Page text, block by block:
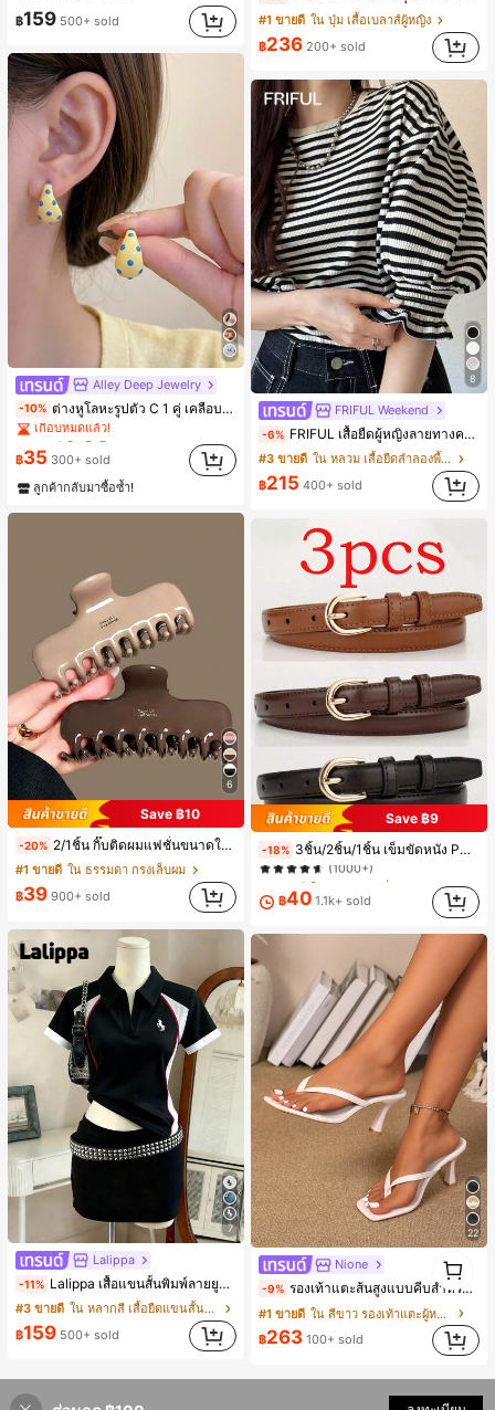
฿159 500+ sold
Alley Deep Jewelry
-10% ต่างหูโลหะรูปตัว C 1 คู่ เคลือบหยดสีเหลือง ลายจุดสีน้ำเงิน สไตล์ยุโรปและอเมริกัน แฟชั่นส่วนตัว หวานและสง่างาม สำหรับผู้หญิงและเด็กหญิง สำหรับการเดินทาง งานแต่งงาน ปาร์ตี้ วันเกิด ของขวัญคริสต์มาส 2026
#1 ขายดี ใน โบโฮ ต่างหูผู้หญิง
เกือบหมดแล้ว!
#1 ขายดี ใน โบโฮ ต่างหูผู้หญิง
เกือบหมดแล้ว!
#1 ขายดี ใน โบโฮ ต่างหูผู้หญิง
เกือบหมดแล้ว!
เกือบหมดแล้ว!
฿35 300+ sold
ลูกค้ากลับมาซื้อซ้ำ!
6
Save ฿10
-20% 2/1ชิ้น กิ๊บติดผมแฟชั่นขนาดใหญ่สีน้ำตาลชานมสำหรับผู้หญิง เหมาะสำหรับการอาบน้ำ ล้างหน้า และจัดแต่งทรงผม
#1 ขายดี ใน ธรรมดา กรงเล็บผม
฿39 900+ sold
7
Lalippa
-11% Lalippa เสื้อแขนสั้นพิมพ์ลายยูนิคอร์นลายทางสีตัดกันสำหรับผู้หญิง สไตล์วิทยาลัย
#3 ขายดี
ใน หลากสี เสื้อยืดแขนสั้นเนื้อนุ่มสำหรับใส่ทุกวัน
฿159 500+ sold
#1 ขายดี ใน ปุ่ม เสื้อเบลาส์ผู้หญิง
฿236 200+ sold
8
FRIFUL Weekend
-6% FRIFUL เสื้อยืดผู้หญิงลายทางคอกลมแขนสั้นปลายแขนพับ เสื้อยืดกราฟิกฤดูร้อน
#3 ขายดี
ใน หลวม เสื้อยืดลำลองพื้นฐาน
฿215 400+ sold
Save ฿9
-18% 3ชิ้น/2ชิ้น/1ชิ้น เข็มขัดหนัง PU สีพื้น ลำลอง ดีไซน์มินิมอล เหมาะสำหรับผู้หญิงในฤดูร้อน ฤดูใบไม้ร่วง วิทยาเขต ปลายฤดูใบไม้ร่วง ฮาโลวีน & คริสต์มาส ความหรูหราที่เงียบสงบ
#1 ขายดี
ใน สง่างาม เครื่องประดับเข็มขัดและเข็มขัดผู้หญิง
(1000+)
#1 ขายดี
(1000+)
#1 ขายดี
(1000+)
#1 ขายดี
ใน สง่างาม เครื่องประดับเข็มขัดและเข็มขัดผู้หญิง
(1000+)
฿40 1.1k+ sold
22
Nione
-9% รองเท้าแตะส้นสูงแบบคีบสำหรับผู้หญิง สไตล์คลาสสิก สีบล็อก สไตล์แฟรี่ฤดูร้อน ส้นเข็ม รองเท้าแตะแบบคีบ รองเท้าแตะชายหาดแฟชั่นสายไขว้ รองเท้าผู้หญิง สำหรับออฟฟิศ บ้าน กลางแจ้ง ดีไซน์หัวเหลี่ยม ชิคและหรูหรา สำหรับเดทไนท์
#1 ขายดี
ใน สีขาว รองเท้าแตะผู้หญิง
฿263 100+ sold